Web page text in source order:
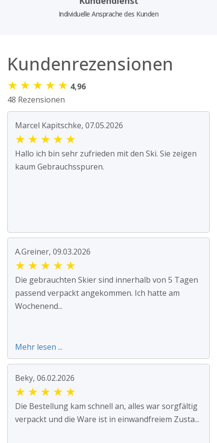
Individuelle Ansprache des Kunden
Kundenrezensionen
★ ★ ★ ★ ★ 4,96
48 Rezensionen
Marcel Kapitschke, 07.05.2026
★ ★ ★ ★ ★
Hallo ich bin sehr zufrieden mit den Ski. Sie zeigen
kaum Gebrauchsspuren.
A.Greiner, 09.03.2026
★ ★ ★ ★ ★
Die gebrauchten Skier sind innerhalb von 5 Tagen
passend verpackt angekommen. Ich hatte am
Wochenend...
Mehr lesen ...
Beky, 06.02.2026
★ ★ ★ ★ ★
Die Bestellung kam schnell an, alles war sorgfältig
verpackt und die Ware ist in einwandfreiem Zusta...